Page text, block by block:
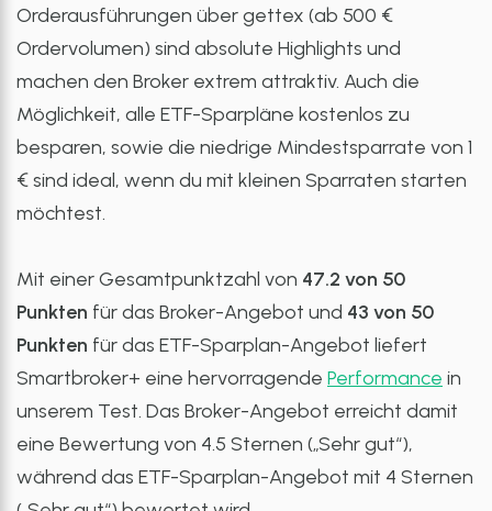
Orderausführungen über gettex (ab 500 €
Ordervolumen) sind absolute Highlights und
machen den Broker extrem attraktiv. Auch die
Möglichkeit, alle ETF-Sparpläne kostenlos zu
besparen, sowie die niedrige Mindestsparrate von 1
€ sind ideal, wenn du mit kleinen Sparraten starten
möchtest.
Mit einer Gesamtpunktzahl von 47.2 von 50
Punkten für das Broker-Angebot und 43 von 50
Punkten für das ETF-Sparplan-Angebot liefert
Smartbroker+ eine hervorragende Performance in
unserem Test. Das Broker-Angebot erreicht damit
eine Bewertung von 4.5 Sternen („Sehr gut“),
während das ETF-Sparplan-Angebot mit 4 Sternen